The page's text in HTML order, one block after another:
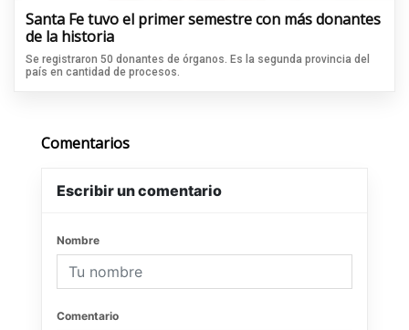
Santa Fe tuvo el primer semestre con más donantes
de la historia
Se registraron 50 donantes de órganos. Es la segunda provincia del
país en cantidad de procesos.
Comentarios
Escribir un comentario
Nombre
Comentario